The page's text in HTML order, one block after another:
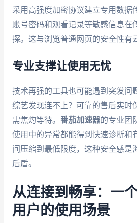
采用高强度加密协议建立专用数据
账号密码和观看记录等敏感信息在
探。这与浏览普通网页的安全性有
专业支撑让使用无忧
技术再强的工具也可能遇到突发问
综艺发现连不上？可靠的售后实时
需焦灼等待。 番茄加速器的专业团
使用中的异常都能得到快速诊断和
间压缩到最低限度，这种安全感是
后盾。
从连接到畅享：一
用户的使用场景